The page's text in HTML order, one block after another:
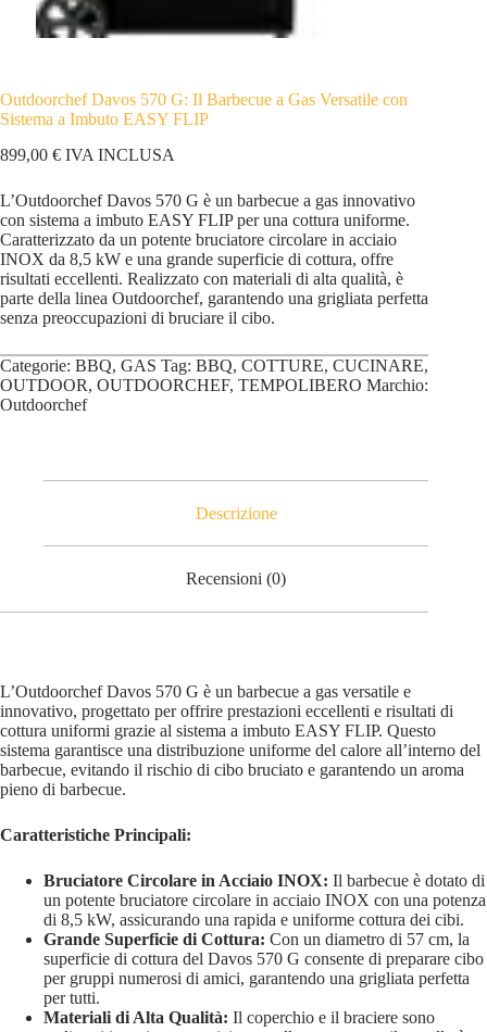
Outdoorchef Davos 570 G: Il Barbecue a Gas Versatile con
Sistema a Imbuto EASY FLIP
899,00 € IVA INCLUSA
L’Outdoorchef Davos 570 G è un barbecue a gas innovativo
con sistema a imbuto EASY FLIP per una cottura uniforme.
Caratterizzato da un potente bruciatore circolare in acciaio
INOX da 8,5 kW e una grande superficie di cottura, offre
risultati eccellenti. Realizzato con materiali di alta qualità, è
parte della linea Outdoorchef, garantendo una grigliata perfetta
senza preoccupazioni di bruciare il cibo.
Categorie: BBQ, GAS Tag: BBQ, COTTURE, CUCINARE,
OUTDOOR, OUTDOORCHEF, TEMPOLIBERO Marchio:
Outdoorchef
Descrizione
Recensioni (0)
L’Outdoorchef Davos 570 G è un barbecue a gas versatile e
innovativo, progettato per offrire prestazioni eccellenti e risultati di
cottura uniformi grazie al sistema a imbuto EASY FLIP. Questo
sistema garantisce una distribuzione uniforme del calore all’interno del
barbecue, evitando il rischio di cibo bruciato e garantendo un aroma
pieno di barbecue.
Caratteristiche Principali:
Bruciatore Circolare in Acciaio INOX: Il barbecue è dotato di
un potente bruciatore circolare in acciaio INOX con una potenza
di 8,5 kW, assicurando una rapida e uniforme cottura dei cibi.
Grande Superficie di Cottura: Con un diametro di 57 cm, la
superficie di cottura del Davos 570 G consente di preparare cibo
per gruppi numerosi di amici, garantendo una grigliata perfetta
per tutti.
Materiali di Alta Qualità: Il coperchio e il braciere sono